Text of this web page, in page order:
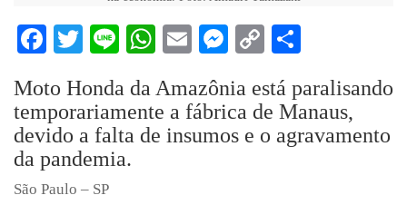
Facebook
TwitterLineWhatsApp
EmailMessenger
Copy
Moto Honda da Amazônia está paralisando
temporariamente a fábrica de Manaus,
devido a falta de insumos e o agravamento
da pandemia.
São Paulo – SP